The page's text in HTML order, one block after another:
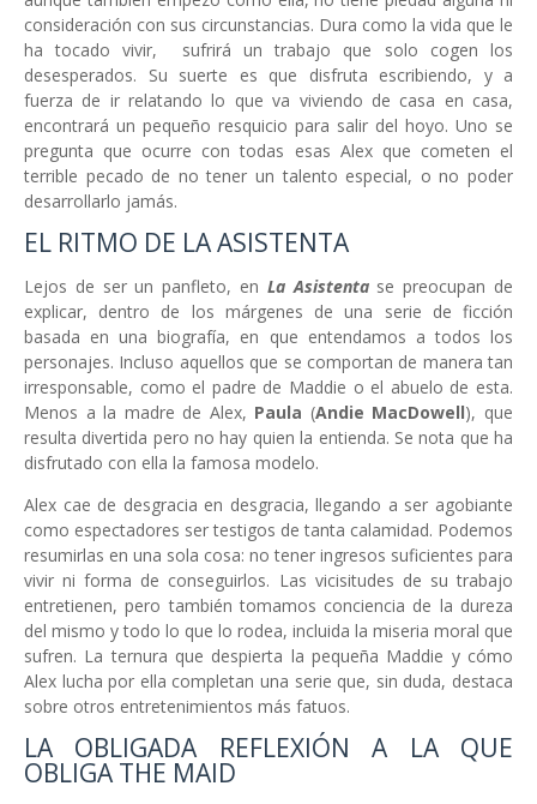
consideración con sus circunstancias. Dura como la vida que le
ha tocado vivir, sufrirá un trabajo que solo cogen los
desesperados. Su suerte es que disfruta escribiendo, y a
fuerza de ir relatando lo que va viviendo de casa en casa,
encontrará un pequeño resquicio para salir del hoyo. Uno se
pregunta que ocurre con todas esas Alex que cometen el
terrible pecado de no tener un talento especial, o no poder
desarrollarlo jamás.
EL RITMO DE LA ASISTENTA
Lejos de ser un panfleto, en La Asistenta se preocupan de
explicar, dentro de los márgenes de una serie de ficción
basada en una biografía, en que entendamos a todos los
personajes. Incluso aquellos que se comportan de manera tan
irresponsable, como el padre de Maddie o el abuelo de esta.
Menos a la madre de Alex, Paula (Andie MacDowell), que
resulta divertida pero no hay quien la entienda. Se nota que ha
disfrutado con ella la famosa modelo.
Alex cae de desgracia en desgracia, llegando a ser agobiante
como espectadores ser testigos de tanta calamidad. Podemos
resumirlas en una sola cosa: no tener ingresos suficientes para
vivir ni forma de conseguirlos. Las vicisitudes de su trabajo
entretienen, pero también tomamos conciencia de la dureza
del mismo y todo lo que lo rodea, incluida la miseria moral que
sufren. La ternura que despierta la pequeña Maddie y cómo
Alex lucha por ella completan una serie que, sin duda, destaca
sobre otros entretenimientos más fatuos.
LA OBLIGADA REFLEXIÓN A LA QUE
OBLIGA THE MAID